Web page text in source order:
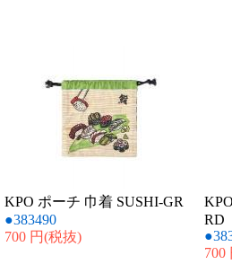
KPO ポーチ 巾着 SUSHI-GR
●383490
700 円(税抜)
RD
700